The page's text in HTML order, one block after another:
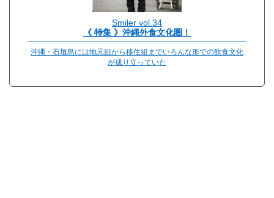
Smiler vol.34
《 特集 》沖縄外食文化圏！
沖縄・石垣島には地元組から移住組までいろんな形での飲食文化
が成り立っていた